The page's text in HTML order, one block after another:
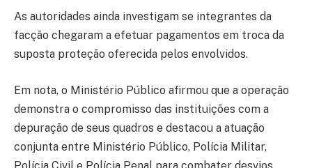
As autoridades ainda investigam se integrantes da
facção chegaram a efetuar pagamentos em troca da
suposta proteção oferecida pelos envolvidos.
Em nota, o Ministério Público afirmou que a operação
demonstra o compromisso das instituições com a
depuração de seus quadros e destacou a atuação
conjunta entre Ministério Público, Polícia Militar,